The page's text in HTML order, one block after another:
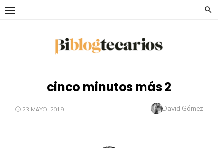
Saltar
cinco minutos más 2
PUBLICADO
23 MAYO, 2019 Autor
David Gómez